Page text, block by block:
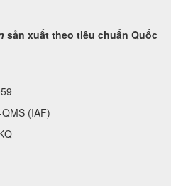
sản xuất theo tiêu chuẩn Quốc
(IAF)